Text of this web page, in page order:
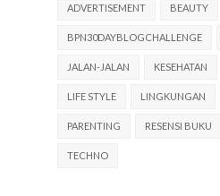
ADVERTISEMENT BEAUTY
BPN30DAYBLOGCHALLENGE
JALAN-JALAN KESEHATAN
LIFE STYLE LINGKUNGAN
PARENTING RESENSI BUKU
TECHNO